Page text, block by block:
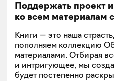
Поддержать проект и
ко всем материалам
Книги — это наша
пополняем коллекцию
материалами. Отбирая
и интригующее, мы
будет постепенно